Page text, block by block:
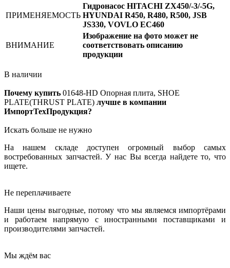
ПРИМЕНЯЕМОСТЬ
Гидронасос HITACHI ZX450/-3/-5G,
HYUNDAI R450, R480, R500, JSB
JS330, VOVLO EC460
ВНИМАНИЕ
Изображение на фото может не
соответствовать описанию
продукции
В наличии
Почему купить 01648-HD Опорная плита, SHOE
PLATE(THRUST PLATE) лучше в компании
ИмпортТехПродукция?
Искать больше не нужно
На нашем складе доступен огромный выбор самых
востребованных запчастей. У нас Вы всегда найдете то, что
ищете.
Не переплачиваете
Наши цены выгодные, потому что мы являемся импортёрами
и работаем напрямую с иностранными поставщиками и
производителями запчастей.
Мы ждём вас